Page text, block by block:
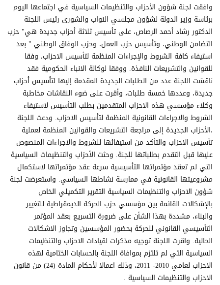
وافقت لجنة شؤون الأحزاب والتنظيمات السياسية في اجتماعها اليوم
برئاسة وزير الدولة لشؤون مجلسي النواب والشورى رئيس اللجنة
الدكتور رشاد أحمد الرصاص، على تأسيس ثلاثة أحزاب جديدة هي" حزب
التضامن الوطني، وتأسيس حزب العمل، وحزب الوفاق الوطني " بعد
استيفاء كافة الشروط والإجراءات المنظمة لتأسيس الاحزاب، وفقا
للقوانين والتشريعات النافذة. ووفقا لوكالة الانباء الحكومية فقد
ناقشت اللجنة عدد من الطلبات الجديدة المقدمة إليها لتأسيس أحزاب
جديدة، وعددها خمسة طلبات، وأقرت على ضوء النقاشات مخاطبة
وكلاء مؤسسي هذه الاحزاب المتقدمين بطلب التأسيس لاستيفاء
الشروط والاجراءات القانونية المنظمة لتأسيس الاحزاب. ودعت اللجنة
،الأحزاب الجديدة إلى مراجعة التشريعات والقوانين المنظمة لعملية
تأسيس الاحزاب والتأكد من استيفائها للشروط والاجراءات المنصوص
عليها قبل التقدم بطلباتها للجنة. وحثت الأحزاب والتنظيمات السياسية
التي لم تعقد مؤتمراتها التأسيسية سرعة عقد مؤتمراتها لاستكمال
مشروعيتها القانونية في ممارسة نشاطها السياسي. واستعرضت لجنة
شؤون الاحزاب والتنظيمات السياسية التقرير التكميلي الخاص
بالإشكالات القائمة بين مؤسسي حزب الحركة الديمقراطية للتغيير
والبناء، مشددة بهذا الشأن على ضرورة التسريع بعقد المؤتمر
التأسيسي القانوني للحركة بحضور المؤسسين وتجاوز الاشكالات
الحالية. واقرت اللجنة توجيه مذكرات لقيادات الاحزاب والتنظيمات
السياسية التي لم تلتزم بموافاة اللجنة بالحسابات الختامية لهذه
الاحزاب لعامي 2010- 2011، وذلك اعمالا لأحكام المادة (24) من قانون
الاحزاب والتنظيمات السياسية .